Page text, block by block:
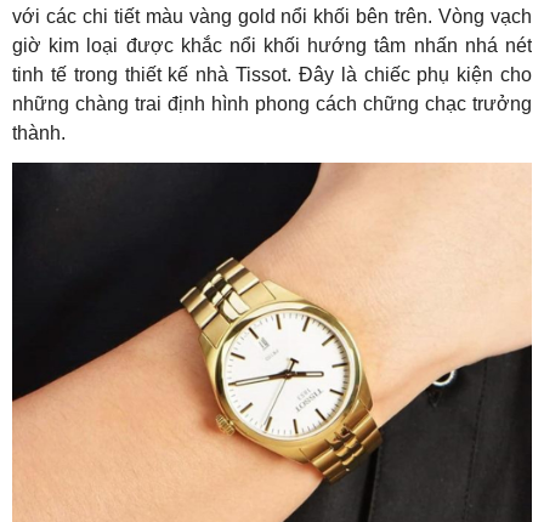
với các chi tiết màu vàng gold nổi khối bên trên. Vòng vạch
giờ kim loại được khắc nổi khối hướng tâm nhấn nhá nét
tinh tế trong thiết kế nhà Tissot. Đây là chiếc phụ kiện cho
những chàng trai định hình phong cách chững chạc trưởng
thành.